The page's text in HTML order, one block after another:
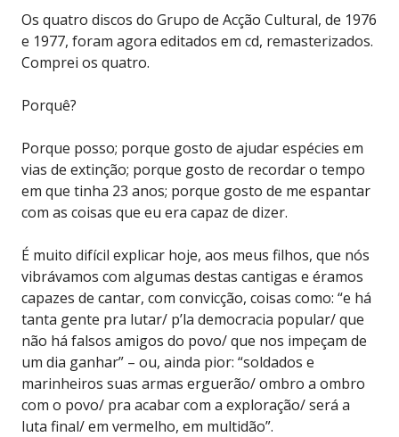
Os quatro discos do Grupo de Acção Cultural, de 1976
e 1977, foram agora editados em cd, remasterizados.
Comprei os quatro.
Porquê?
Porque posso; porque gosto de ajudar espécies em
vias de extinção; porque gosto de recordar o tempo
em que tinha 23 anos; porque gosto de me espantar
com as coisas que eu era capaz de dizer.
É muito difícil explicar hoje, aos meus filhos, que nós
vibrávamos com algumas destas cantigas e éramos
capazes de cantar, com convicção, coisas como: “e há
tanta gente pra lutar/ p’la democracia popular/ que
não há falsos amigos do povo/ que nos impeçam de
um dia ganhar” – ou, ainda pior: “soldados e
marinheiros suas armas erguerão/ ombro a ombro
com o povo/ pra acabar com a exploração/ será a
luta final/ em vermelho, em multidão”.